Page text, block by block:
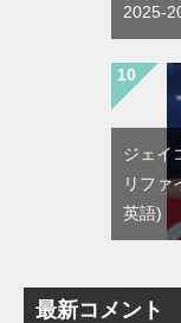
2025-
ジェイ
リフ
英語)
最新コメント